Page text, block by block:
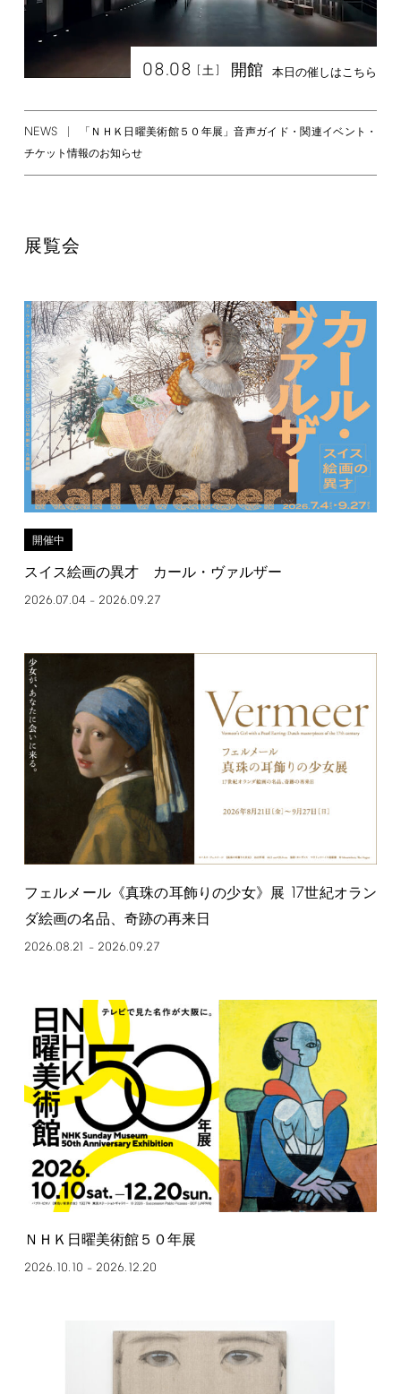
08.08 [土] 開館 本日の催しはこちら
NEWS
「ＮＨＫ日曜美術館５０年展」音声ガイド・関連イベント・
チケット情報のお知らせ
展覧会
開催中
スイス絵画の異才 カール・ヴァルザー
2026.07.04– 2026.09.27
フェルメール《真珠の耳飾りの少女》展 17世紀オラン
ダ絵画の名品、奇跡の再来日
2026.08.21 – 2026.09.27
ＮＨＫ日曜美術館５０年展
2026.10.10 – 2026.12.20